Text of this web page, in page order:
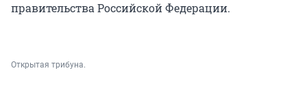
правительства Российской Федерации.
Открытая трибуна.